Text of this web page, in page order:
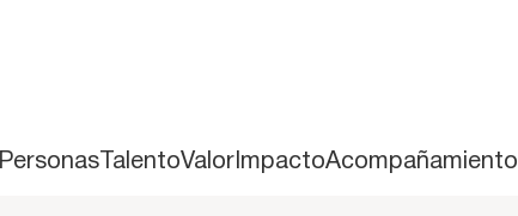
PersonasTalentoValorImpactoAcompañamiento